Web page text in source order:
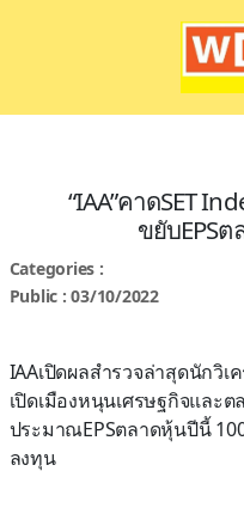
“IAA”คาดSET
ขยับEPS
Categories :
Public : 03/10/2022
IAAเปิดผลสำรวจล่าสุดนักวิ
เปิดเมืองหนุนเศรษฐกิจและ
ประมาณEPSตลาดหุ้นปีนี้
ลงทุน